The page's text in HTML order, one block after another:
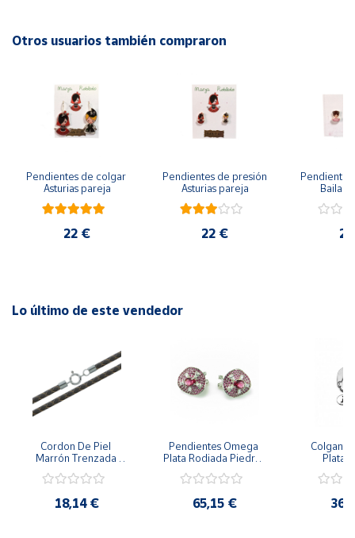
Solidarios
Contacto
Hazte
Cuenta
Área
Otros usuarios también compraron
Pendientes de colgar
Asturias pareja
22 €
Pendientes de presión
Asturias pareja
22 €
Lo último de este vendedor
Cordon De Piel
Marrón Trenzada
Plata De 45Cm
18,14 €
Pendientes Omega
Plata Rodiada Piedras
65,15 €
Plata